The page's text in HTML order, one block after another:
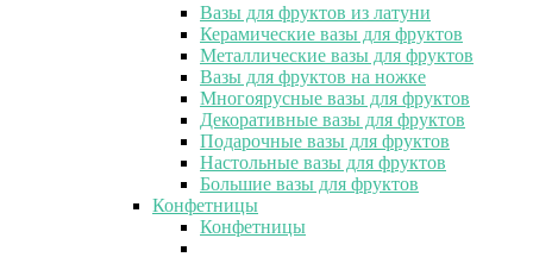
Вазы для фруктов из латуни
Керамические вазы для фруктов
Металлические вазы для фруктов
Вазы для фруктов на ножке
Многоярусные вазы для фруктов
Декоративные вазы для фруктов
Подарочные вазы для фруктов
Настольные вазы для фруктов
Большие вазы для фруктов
Конфетницы
Конфетницы